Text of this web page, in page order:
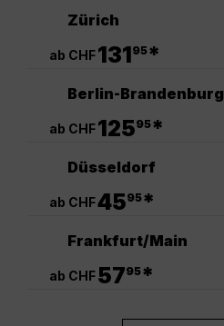
Zürich
ab CHF13195*
Berlin-Brandenburg
ab CHF12595*
Düsseldorf
ab CHF4595*
Frankfurt/Main
ab CHF5795*